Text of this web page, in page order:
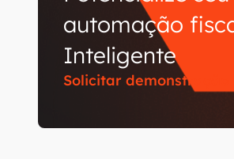
automação
Inteligente
Solicitar demonstração